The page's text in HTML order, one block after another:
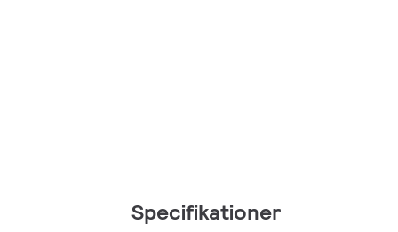
Specifikationer